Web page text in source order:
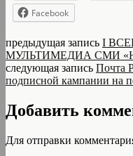
Facebook
предыдущая запись I
МУЛЬТИМЕДИА СМИ
следующая запись Почта
подписной кампании на
Добавить
Для отправки